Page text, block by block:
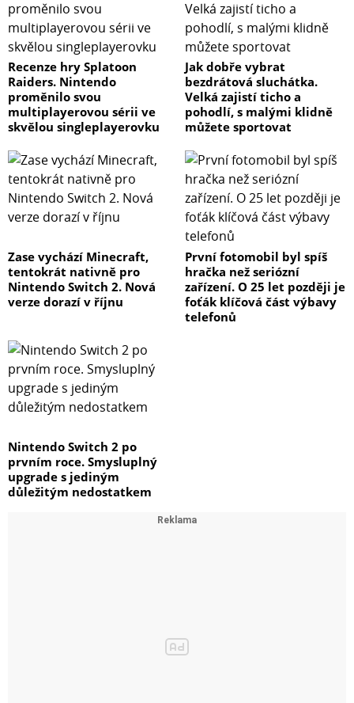
Recenze hry Splatoon
Raiders. Nintendo
proměnilo svou
multiplayerovou sérii ve
skvělou singleplayerovku
Jak dobře vybrat
bezdrátová sluchátka.
Velká zajistí ticho a
pohodlí, s malými klidně
můžete sportovat
Zase vychází Minecraft,
tentokrát nativně pro
Nintendo Switch 2. Nová
verze dorazí v říjnu
První fotomobil byl spíš
hračka než seriózní
zařízení. O 25 let později je
foťák klíčová část výbavy
telefonů
Nintendo Switch 2 po
prvním roce. Smysluplný
upgrade s jediným
důležitým nedostatkem